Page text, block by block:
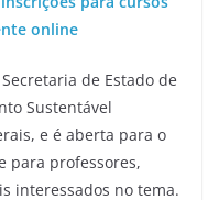
online
de Estado de
Sustentável
e é aberta para o
para professores,
interessados no tema.